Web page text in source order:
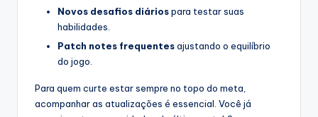
Novos desafios diáriospara testar suas
habilidades.
Patch notes frequentesajustando o equilíbrio
do jogo.
Para quem curte estar sempre no topo do meta,
acompanhar as atualizações é essencial. Você já